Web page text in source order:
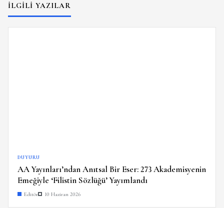
İLGILI YAZILAR
DUYURU
AA Yayınları’ndan Anıtsal Bir Eser: 273 Akademisyenin
Emeğiyle ‘Filistin Sözlüğü’ Yayımlandı
Editör 10 Haziran 2026